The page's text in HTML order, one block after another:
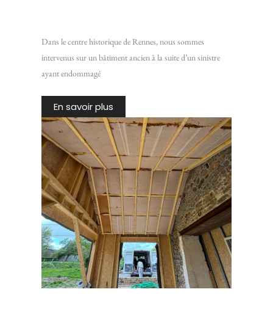
Dans le centre historique de Rennes, nous sommes
intervenus sur un bâtiment ancien à la suite d’un sinistre
ayant endommagé
En savoir plus